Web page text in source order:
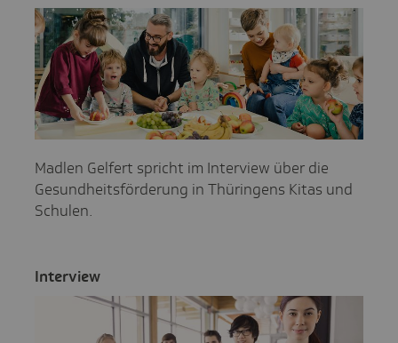
Madlen Gelfert spricht im Interview über die
Gesundheitsförderung in Thüringens Kitas und
Schulen.
Inter­view